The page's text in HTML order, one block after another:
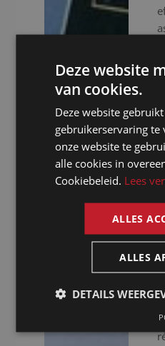
Deze website
van cookies.
Deze website
gebruikerservaring te
onze website te
alle cookies in
Cookiebeleid. Lees
ALLES
ALLES
DETAILS